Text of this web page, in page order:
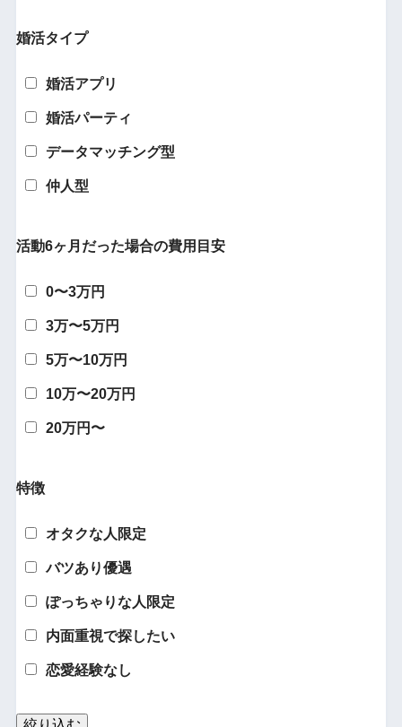
婚活タイプ
婚活アプリ
婚活パーティ
データマッチング型
仲人型
活動6ヶ月だった場合の費用目安
0〜3万円
3万〜5万円
5万〜10万円
10万〜20万円
20万円〜
特徴
オタクな人限定
バツあり優遇
ぽっちゃりな人限定
内面重視で探したい
恋愛経験なし